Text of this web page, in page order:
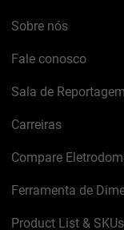
Sobre nós
Fale conosco
Sala de Reportagem
Carreiras
Compare
Ferramenta de
Product List & SKUs